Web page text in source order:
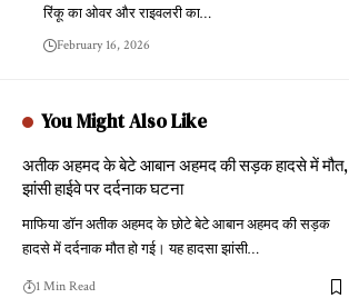
रिंकू का ओवर और राइवलरी का…
February 16, 2026
You Might Also Like
अतीक अहमद के बेटे आबान अहमद की सड़क हादसे में मौत,
झांसी हाईवे पर दर्दनाक घटना
माफिया डॉन अतीक अहमद के छोटे बेटे आबान अहमद की सड़क
हादसे में दर्दनाक मौत हो गई। यह हादसा झांसी…
1 Min Read